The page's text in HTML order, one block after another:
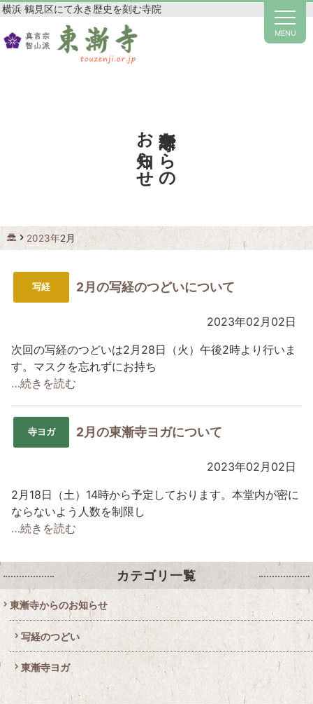
横浜 鶴見区にて永き歴史を刻む寺院
MENU
東漸寺からの
お知らせ
2023年2月
写経 2月の写経のつどいについて
2023年02月02日
次回の写経のつどいは2月28日（火）午後2時より行いま
す。マスクを忘れずにお持ち
…続きを読む
寺ヨガ 2月の東漸寺ヨガについて
2023年02月02日
2月18日（土）14時から予定しております。本堂内が密に
ならないよう人数を制限し
…続きを読む
カテゴリ一覧
東漸寺からのお知らせ
写経のつどい
東漸寺ヨガ